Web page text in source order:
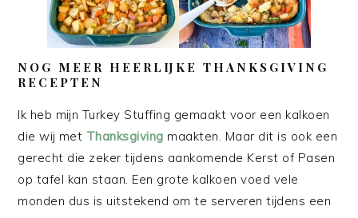
NOG MEER HEERLIJKE THANKSGIVING
RECEPTEN
Ik heb mijn Turkey Stuffing gemaakt voor een kalkoen
die wij met Thanksgiving maakten. Maar dit is ook een
gerecht die zeker tijdens aankomende Kerst of Pasen
op tafel kan staan. Een grote kalkoen voed vele
monden dus is uitstekend om te serveren tijdens een